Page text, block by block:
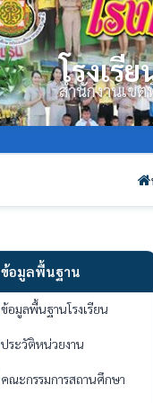
โรงเรี
สำนักงานเข
ข้อมูลพื้นฐาน
ข้อมูลพื้นฐานโรงเรียน
ประวัติหน่วยงาน
คณะกรรมการสถานศึกษา